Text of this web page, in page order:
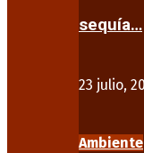
sequía…
23 julio,
Ambiente